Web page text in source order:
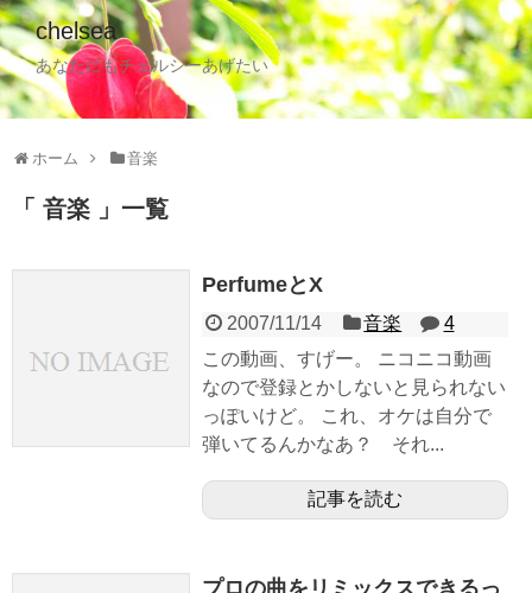
chelsea
あなたにもチェルシーあげたい
ホーム 音楽
音楽 一覧
PerfumeとX
2007/11/14 音楽
4
この動画、すげー。 ニコニコ動画
なので登録とかしないと見られない
っぽいけど。 これ、オケは自分で
弾いてるんかなあ？ それ...
記事を読む